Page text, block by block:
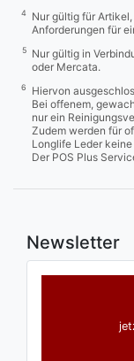
4
Nur gültig für
Anforderungen für
5
Nur gültig in
oder Mercata.
6
Hiervon
Bei offenem,
nur ein
Zudem werden für
Longlife Leder
Der POS Plus
Newsletter